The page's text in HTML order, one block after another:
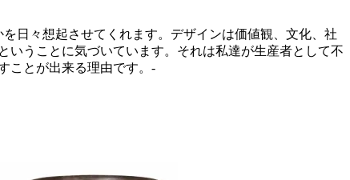
日々想起させてくれます。デザインは価値観、文化、社
うことに気づいています。それは私達が生産者として不
ことが出来る理由です。-